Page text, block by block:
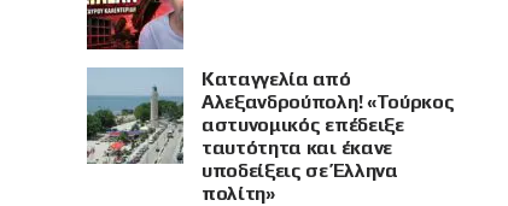
Καταγγελία από
Αλεξανδρούπολη! «Τούρκος
αστυνομικός επέδειξε
ταυτότητα και έκανε
υποδείξεις σε Έλληνα
πολίτη»